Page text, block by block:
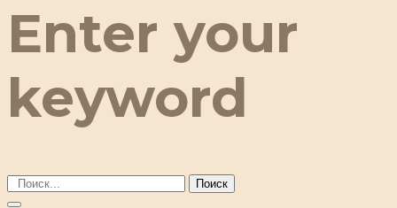
Enter your
keyword
Поиск